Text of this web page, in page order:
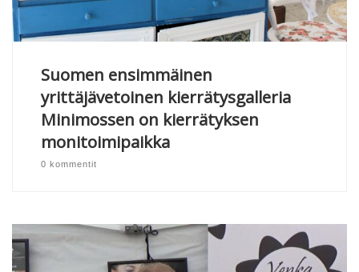
Suomen ensimmäinen
yrittäjävetoinen kierrätysgalleria
Minimossen on kierrätyksen
monitoimipaikka
0 kommentit